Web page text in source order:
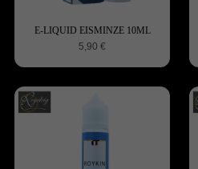
E-LIQUID EISMINZE 10ML
5,90 €